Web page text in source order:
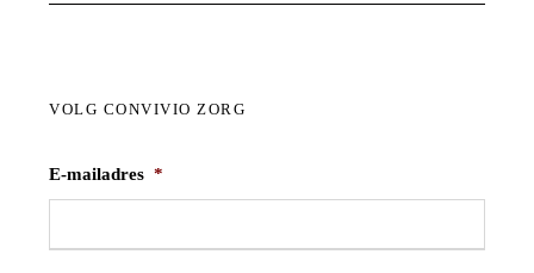
VOLG CONVIVIO ZORG
E-mailadres *